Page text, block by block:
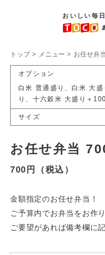
おいしい毎
トップ メニュー お任せ弁
お任せ弁当
700円（税込）
金額指定のお任せ弁当！
ご予算内でお弁当をお作
ご要望があれば備考欄に
オプション
白米 普通盛り、白米 大
り、十六穀米 大盛り＋
サイズ